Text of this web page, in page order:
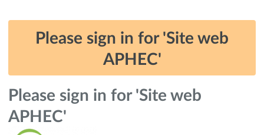
Please sign in for 'Site web
APHEC'
Please sign in for 'Site web
APHEC'